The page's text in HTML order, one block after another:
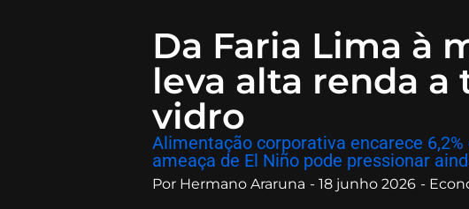
Da Faria Lima à
leva alta renda
vidro
​Alimentação corporativa encarece
ameaça de El Niño pode pressionar
Por Hermano Araruna - 18 junho 2026 -